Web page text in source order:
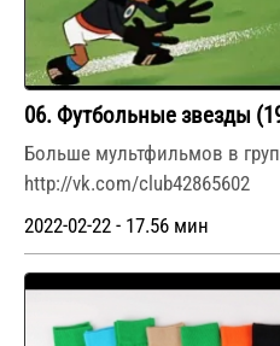
06. Футбольные звезды
Больше мультфильмов в
http://vk.com/club42865602
2022-02-22 - 17.56 мин